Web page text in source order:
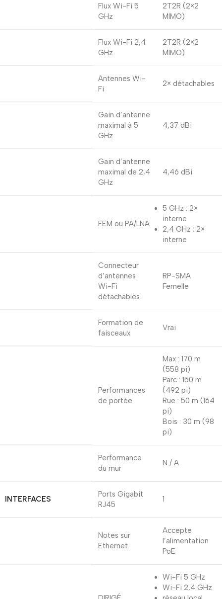
Flux Wi-Fi 5
GHz
2T2R (2×2
MIMO)
Flux Wi-Fi 2,4
GHz
2T2R (2×2
MIMO)
Antennes Wi-
Fi
2× détachables
Gain d’antenne
maximal à 5 ​​
GHz
4,37 dBi
Gain d’antenne
maximal de 2,4
GHz
4,46 dBi
FEM ou PA/LNA
5 GHz : 2×
interne
2,4 GHz : 2×
interne
Connecteur
d’antennes
Wi-Fi
détachables
RP-SMA
Femelle
Formation de
faisceaux
Vrai
Performances
de portée
Max : 170 m
(558 pi)
Parc : 150 m
(492 pi)
Rue : 50 m (164
pi)
Bois : 30 m (98
pi)
Performance
du mur
N / A
INTERFACES
Ports Gigabit
RJ45
1
Notes sur
Ethernet
Accepte
l’alimentation
PoE
Wi-Fi 5 GHz
Wi-Fi 2,4 GHz